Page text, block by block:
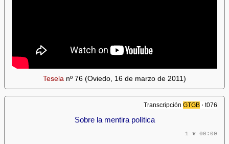
Tesela nº 76 (Oviedo, 16 de marzo de 2011)
TranscripciónGTGB ⋅ t076
Sobre la mentira política
1 ❦ 00:00